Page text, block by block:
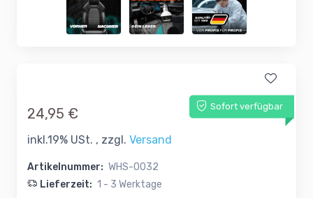
Sofort verfügbar
24,95 €
inkl.19% USt. , zzgl. Versand
Artikelnummer: WHS-0032
Lieferzeit: 1 - 3 Werktage